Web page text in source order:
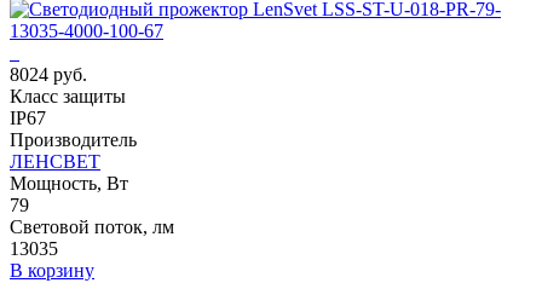
8024 руб.
Класс защиты
IP67
Производитель
ЛЕНСВЕТ
Мощность, Вт
79
Световой поток, лм
13035
В корзину